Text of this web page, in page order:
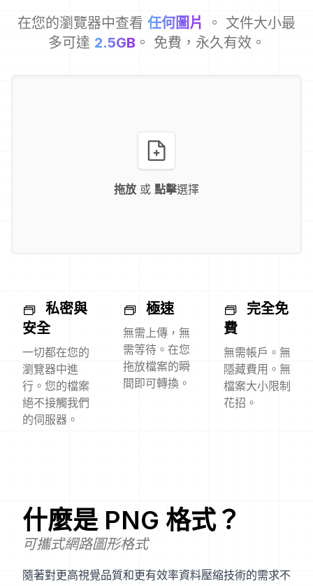
在您的瀏覽器中查看 任何圖片
。 文件大小最
多可達 2.5GB 。 免費，永久有效。
拖放 或 點擊選擇
私密與
安全
一切都在您的
瀏覽器中進
行。您的檔案
絕不接觸我們
的伺服器。
極速
無需上傳，無
需等待。在您
拖放檔案的瞬
間即可轉換。
完全免
費
無需帳戶。無
隱藏費用。無
檔案大小限制
花招。
什麼是 PNG 格式？
可攜式網路圖形格式
隨著對更高視覺品質和更有效率資料壓縮技術的需求不